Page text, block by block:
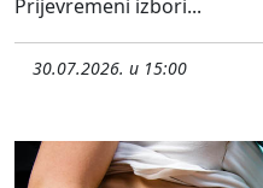
Prijevremeni izbori...
30.07.2026. u 15:00